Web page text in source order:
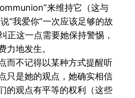
来维持它（这与
“我爱你”一次应该足够的故
正这一点需要她保持警惕，
力地发生。
而不记得以某种方式提醒听
只是她的观点，她确实相信
的观点有平等的权利（这些